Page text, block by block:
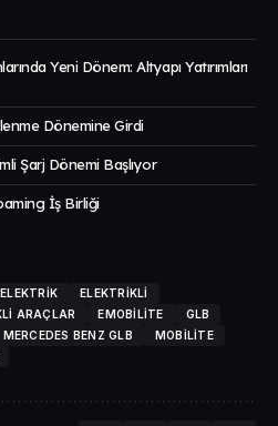
Yeni Dönem: Altyapı Yatırımları
Dönemine Girdi
Şarj Dönemi Başlıyor
İş Birliği
ELEKTRIK
ELEKTRIKLI
ARAÇLAR EMOBILITE
GLB
MERCEDES BENZ GLB
MOBILITE